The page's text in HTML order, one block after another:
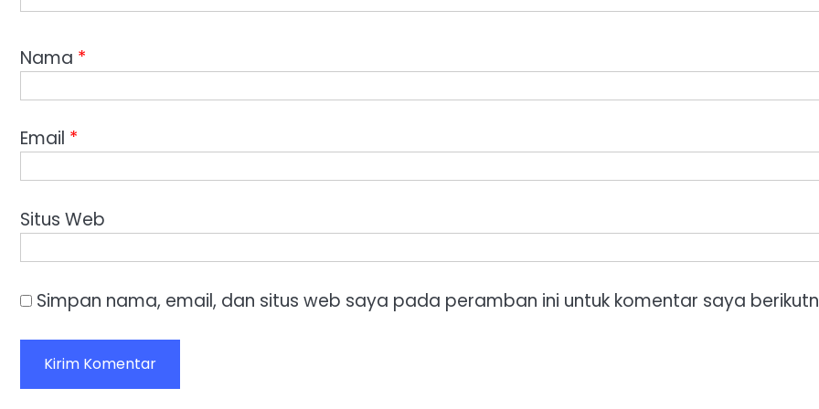
Nama *
Email *
Situs Web
Simpan nama, email, dan situs web saya pada peramban ini untuk komentar saya